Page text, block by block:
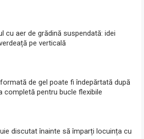
cu aer de grădină suspendată: idei
pe verticală
de gel poate fi îndepărtată după
completă pentru bucle flexibile
discutat înainte să împarți locuința cu